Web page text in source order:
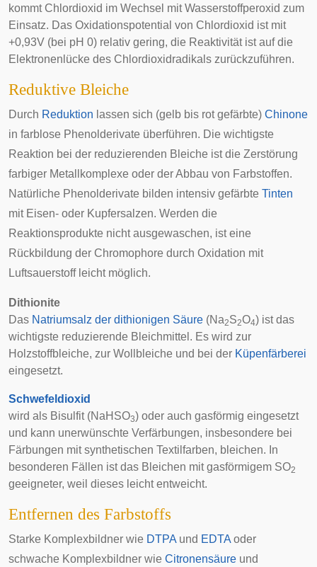
kommt Chlordioxid im Wechsel mit Wasserstoffperoxid zum
Einsatz. Das Oxidationspotential von Chlordioxid ist mit
+0,93V (bei pH 0) relativ gering, die Reaktivität ist auf die
Elektronenlücke des Chlordioxidradikals zurückzuführen.
Reduktive Bleiche
Durch Reduktion lassen sich (gelb bis rot gefärbte) Chinone
in farblose Phenolderivate überführen. Die wichtigste
Reaktion bei der reduzierenden Bleiche ist die Zerstörung
farbiger Metallkomplexe oder der Abbau von Farbstoffen.
Natürliche Phenolderivate bilden intensiv gefärbte Tinten
mit Eisen- oder Kupfersalzen. Werden die
Reaktionsprodukte nicht ausgewaschen, ist eine
Rückbildung der Chromophore durch Oxidation mit
Luftsauerstoff leicht möglich.
Dithionite
Das Natriumsalz der dithionigen Säure (Na2S2O4) ist das
wichtigste reduzierende Bleichmittel. Es wird zur
Holzstoffbleiche, zur Wollbleiche und bei der Küpenfärberei
eingesetzt.
Schwefeldioxid
wird als Bisulfit(NaHSO3) oder auch gasförmig eingesetzt
und kann unerwünschte Verfärbungen, insbesondere bei
Färbungen mit synthetischen Textilfarben, bleichen. In
besonderen Fällen ist das Bleichen mit gasförmigem SO2
geeigneter, weil dieses leicht entweicht.
Entfernen des Farbstoffs
Starke Komplexbildner wie DTPA und EDTA oder
schwache Komplexbildner wie Citronensäure und